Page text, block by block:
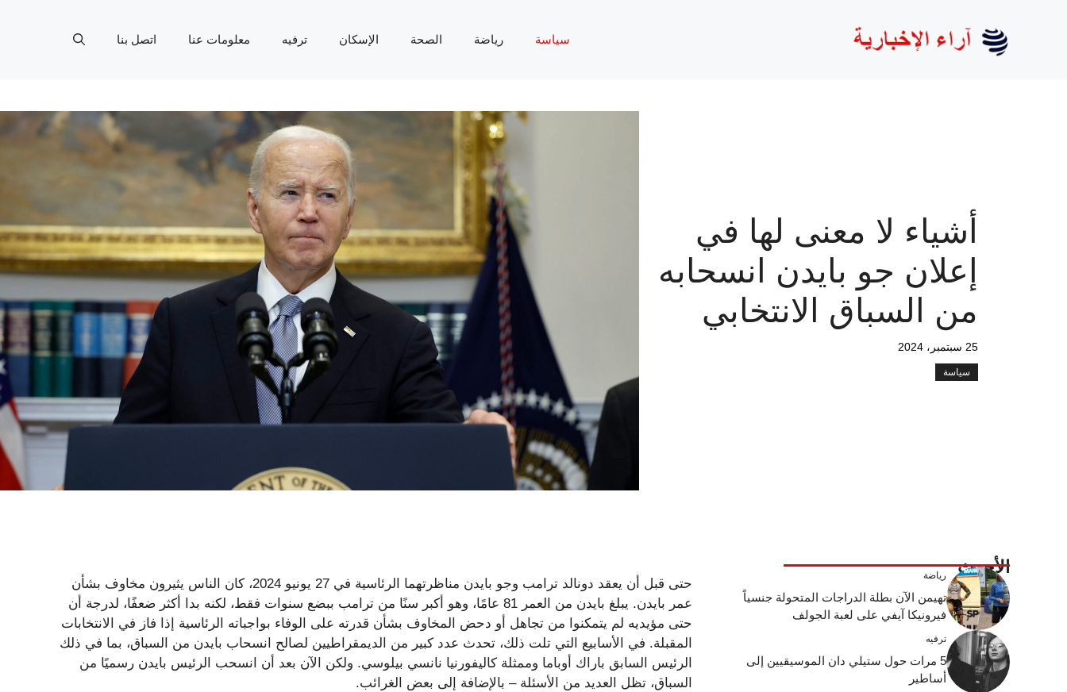
سياسة رياضة الصحة الإسكان ترفيه معلومات عنا اتصل بنا
أشياء لا معنى لها في
إعلان جو بايدن انسحابه
من السباق الانتخابي
25 سبتمبر، 2024
سياسة
حتى قبل أن يعقد دونالد ترامب وجو بايدن مناظرتهما الرئاسية في 27 يونيو 2024، كان الناس يثيرون مخاوف بشأن
عمر بايدن. يبلغ بايدن من العمر 81 عامًا، وهو أكبر سنًا من ترامب ببضع سنوات فقط، لكنه بدا أكثر ضعفًا، لدرجة أن
حتى مؤيديه لم يتمكنوا من تجاهل أو دحض المخاوف بشأن قدرته على الوفاء بواجباته الرئاسية إذا فاز في الانتخابات
المقبلة. في الأسابيع التي تلت ذلك، تحدث عدد كبير من الديمقراطيين لصالح انسحاب بايدن من السباق، بما في ذلك
الرئيس السابق باراك أوباما وممثلة كاليفورنيا نانسي بيلوسي. ولكن الآن بعد أن انسحب الرئيس بايدن رسميًا من
السباق، تظل العديد من الأسئلة – بالإضافة إلى بعض الغرائب.
الأحدث رياضة
تهيمن الآن بطلة الدراجات المتحولة جنسياً
فيرونيكا آيفي على لعبة الجولف
ترفيه
5 مرات حول ستيلي دان الموسيقيين إلى
أساطير